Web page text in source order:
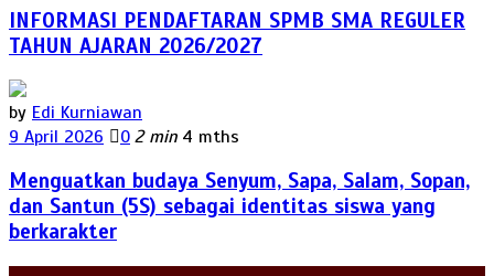
INFORMASI PENDAFTARAN SPMB SMA REGULER
TAHUN AJARAN 2026/2027
by Edi Kurniawan
9 April 2026
0 2 min 4 mths
Menguatkan budaya Senyum, Sapa, Salam, Sopan,
dan Santun (5S) sebagai identitas siswa yang
berkarakter